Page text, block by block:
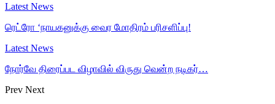
Latest News
ரெட்ரோ ‘நாயகனுக்கு வைர மோதிரம் பரிசளிப்பு!
Latest News
நோர்வே திரைப்பட விழாவில் விருது வென்ற நடிகர்…
Prev Next